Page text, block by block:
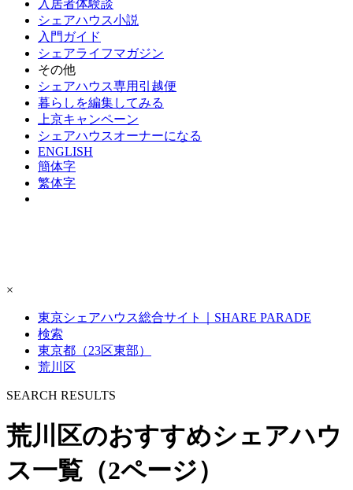
入居者体験談
シェアハウス小説
入門ガイド
シェアライフマガジン
その他
シェアハウス専用引越便
暮らしを編集してみる
上京キャンペーン
シェアハウスオーナーになる
ENGLISH
簡体字
繁体字
×
東京シェアハウス総合サイト｜SHARE PARADE
検索
東京都（23区東部）
荒川区
SEARCH RESULTS
荒川区のおすすめシェアハウ
ス一覧（2ページ）